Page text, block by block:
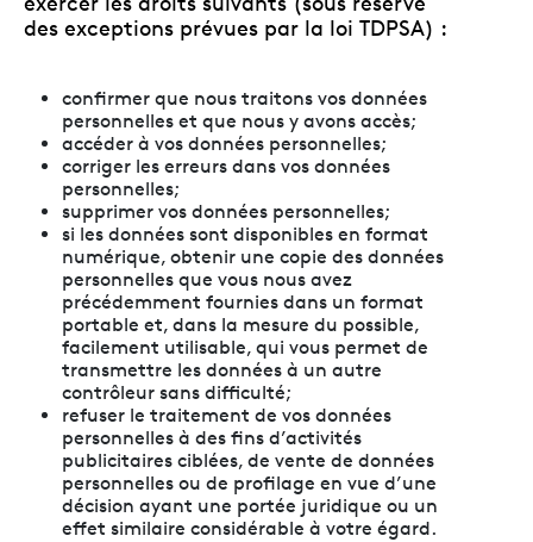
des exceptions prévues par la loi TDPSA) :
confirmer que nous traitons vos données
personnelles et que nous y avons accès;
accéder à vos données personnelles;
corriger les erreurs dans vos données
personnelles;
supprimer vos données personnelles;
si les données sont disponibles en format
numérique, obtenir une copie des données
personnelles que vous nous avez
précédemment fournies dans un format
portable et, dans la mesure du possible,
facilement utilisable, qui vous permet de
transmettre les données à un autre
contrôleur sans difficulté;
refuser le traitement de vos données
personnelles à des fins d’activités
publicitaires ciblées, de vente de données
personnelles ou de profilage en vue d’une
décision ayant une portée juridique ou un
effet similaire considérable à votre égard.